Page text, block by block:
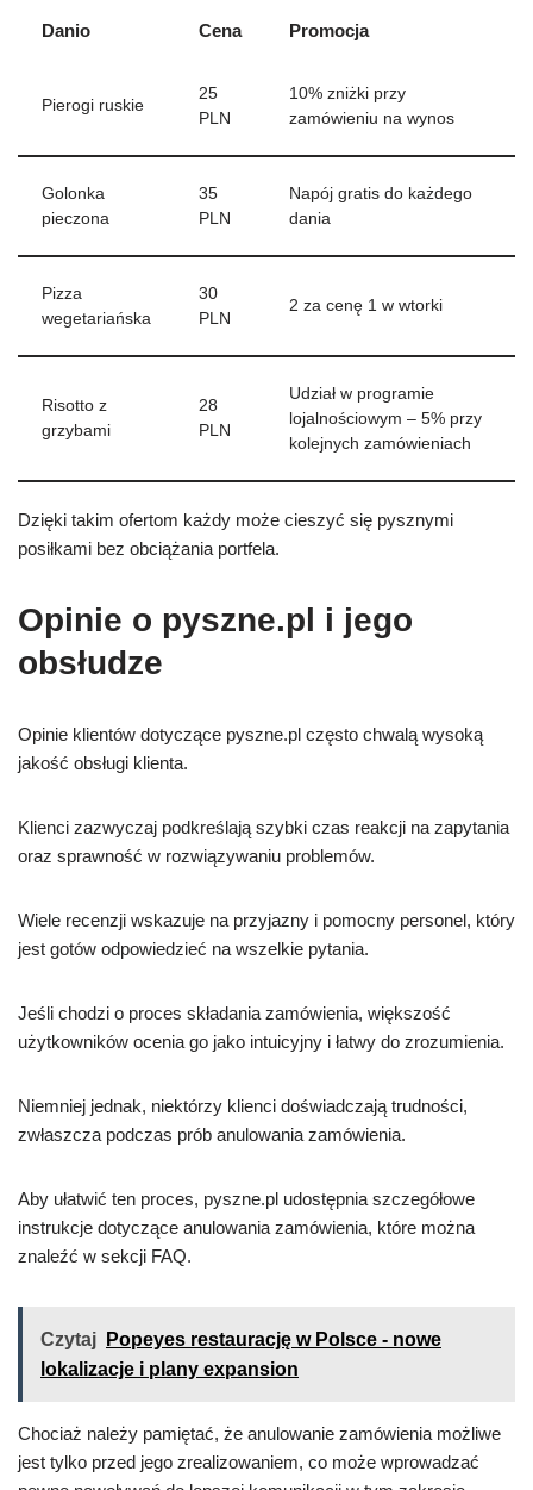
Danio Cena Promocja
Pierogi ruskie
25
PLN
10% zniżki przy
zamówieniu na wynos
Golonka
pieczona
35
PLN
Napój gratis do każdego
dania
Pizza
wegetariańska
30
PLN
2 za cenę 1 w wtorki
Risotto z
grzybami
28
PLN
Udział w programie
lojalnościowym – 5% przy
kolejnych zamówieniach
Dzięki takim ofertom każdy może cieszyć się pysznymi
posiłkami bez obciążania portfela.
Opinie o pyszne.pl i jego
obsłudze
Opinie klientów dotyczące pyszne.pl często chwalą wysoką
jakość obsługi klienta.
Klienci zazwyczaj podkreślają szybki czas reakcji na zapytania
oraz sprawność w rozwiązywaniu problemów.
Wiele recenzji wskazuje na przyjazny i pomocny personel, który
jest gotów odpowiedzieć na wszelkie pytania.
Jeśli chodzi o proces składania zamówienia, większość
użytkowników ocenia go jako intuicyjny i łatwy do zrozumienia.
Niemniej jednak, niektórzy klienci doświadczają trudności,
zwłaszcza podczas prób anulowania zamówienia.
Aby ułatwić ten proces, pyszne.pl udostępnia szczegółowe
instrukcje dotyczące anulowania zamówienia, które można
znaleźć w sekcji FAQ.
Czytaj
Popeyes restaurację w Polsce - nowe
lokalizacje i plany expansion
Chociaż należy pamiętać, że anulowanie zamówienia możliwe
jest tylko przed jego zrealizowaniem, co może wprowadzać